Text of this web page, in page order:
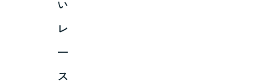
い
レ
ー
ス